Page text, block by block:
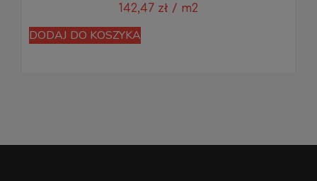
142,47 zł / m2
DODAJ DO KOSZYKA